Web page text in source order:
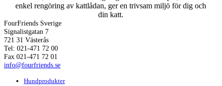
enkel rengöring av kattlådan, ger en trivsam miljö för dig och
din katt.
FourFriends Sverige
Signalistgatan 7
721 31 Västerås
Tel: 021-471 72 00
Fax 021-471 72 01
info@fourfriends.se
Hundprodukter